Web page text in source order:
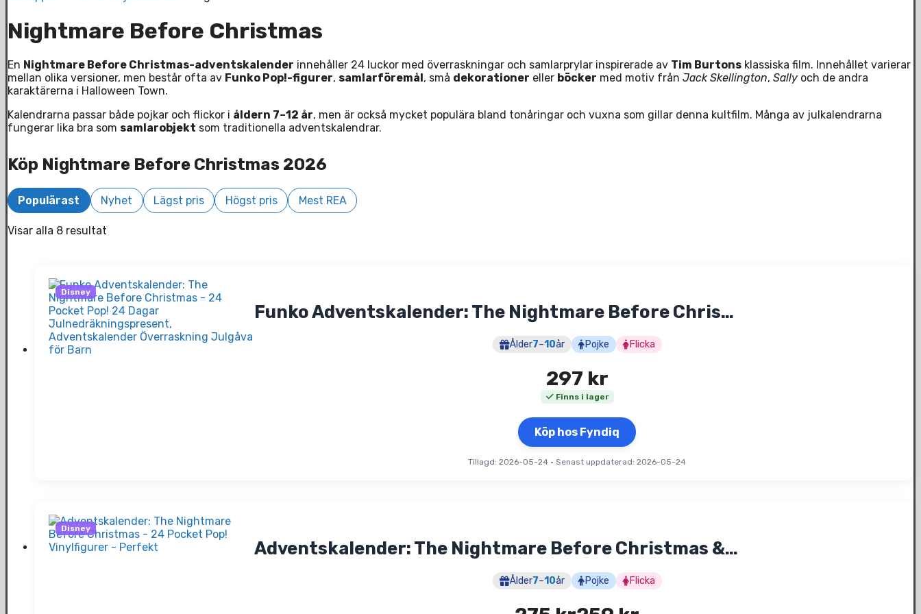
Nightmare Before Christmas
En Nightmare Before Christmas-adventskalender innehåller 24 luckor med överraskningar och samlarprylar inspirerade av Tim Burtons klassiska film. Innehållet varierar
mellan olika versioner, men består ofta av Funko Pop!-figurer, samlarföremål , små dekorationer eller böcker med motiv från Jack Skellington, Sally och de andra
karaktärerna i Halloween Town.
Kalendrarna passar både pojkar och flickor i åldern 7–12 år, men är också mycket populära bland tonåringar och vuxna som gillar denna kultfilm. Många av julkalendrarna
fungerar lika bra som samlarobjekt som traditionella adventskalendrar.
Köp Nightmare Before Christmas 2026
Populärast Nyhet Lägst pris Högst pris Mest REA
Visar alla 8 resultat
Disney
Funko Adventskalender: The Nightmare Before Chris…
Ålder7–10år Pojke Flicka
297 kr
Finns i lager
Köp hos Fyndiq
Tillagd: 2026-05-24 • Senast uppdaterad: 2026-05-24
Disney
Adventskalender: The Nightmare Before Christmas &…
Ålder7–10år Pojke Flicka